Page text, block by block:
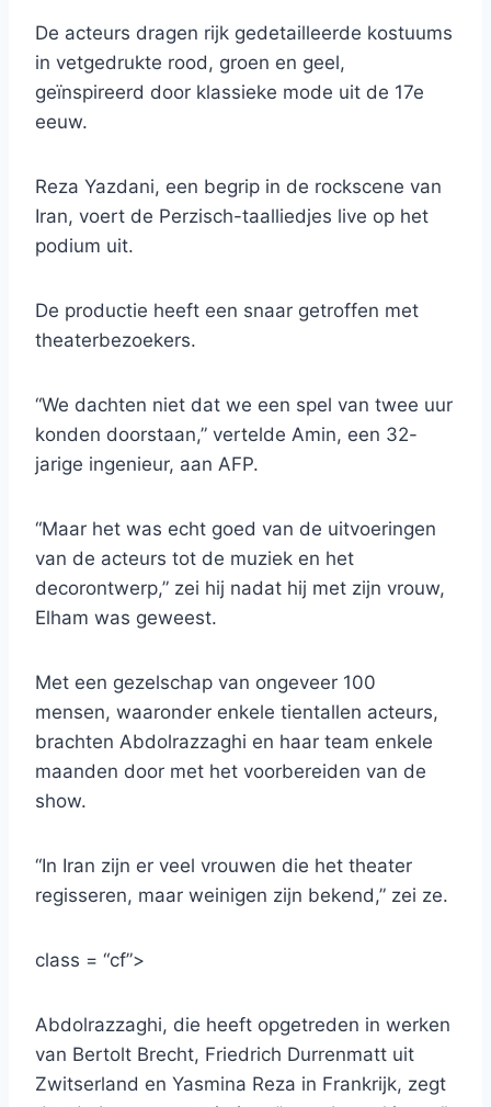
De acteurs dragen rijk gedetailleerde kostuums
in vetgedrukte rood, groen en geel,
geïnspireerd door klassieke mode uit de 17e
eeuw.
Reza Yazdani, een begrip in de rockscene van
Iran, voert de Perzisch-taalliedjes live op het
podium uit.
De productie heeft een snaar getroffen met
theaterbezoekers.
“We dachten niet dat we een spel van twee uur
konden doorstaan,” vertelde Amin, een 32-
jarige ingenieur, aan AFP.
“Maar het was echt goed van de uitvoeringen
van de acteurs tot de muziek en het
decorontwerp,” zei hij nadat hij met zijn vrouw,
Elham was geweest.
Met een gezelschap van ongeveer 100
mensen, waaronder enkele tientallen acteurs,
brachten Abdolrazzaghi en haar team enkele
maanden door met het voorbereiden van de
show.
“In Iran zijn er veel vrouwen die het theater
regisseren, maar weinigen zijn bekend,” zei ze.
class = “cf”>
Abdolrazzaghi, die heeft opgetreden in werken
van Bertolt Brecht, Friedrich Durrenmatt uit
Zwitserland en Yasmina Reza in Frankrijk, zegt